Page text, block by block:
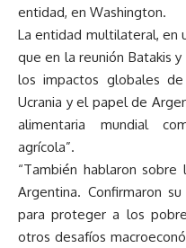
entidad, en Washington.
La entidad multilateral, en
que en la reunión Batakis
los impactos globales
Ucrania y el papel de
alimentaria mundial
agrícola”.
“También hablaron sobre
Argentina. Confirmaron
para proteger a los
otros desafíos